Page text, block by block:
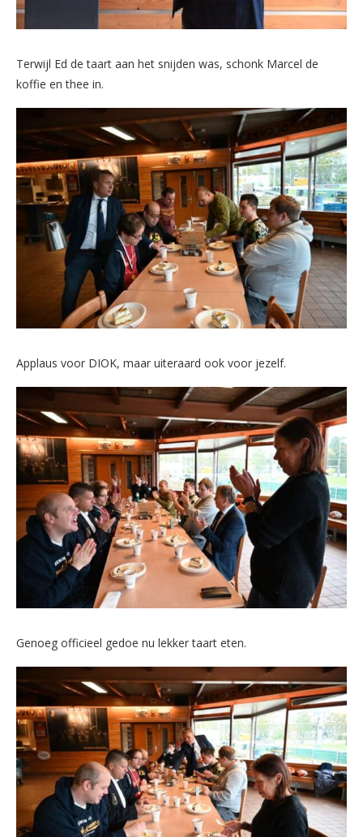
Terwijl Ed de taart aan het snijden was, schonk Marcel de
koffie en thee in.
Applaus voor DIOK, maar uiteraard ook voor jezelf.
Genoeg officieel gedoe nu lekker taart eten.